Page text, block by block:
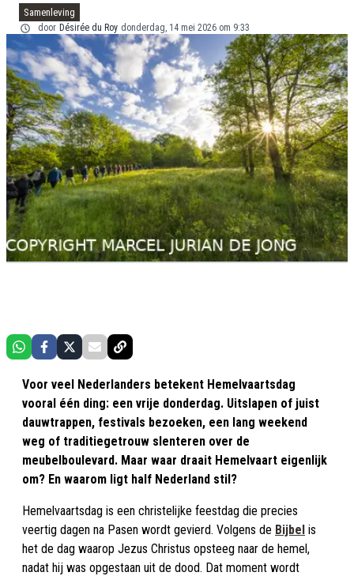
Samenleving
door Désirée du Roy donderdag, 14 mei 2026 om 9:33
Voor veel Nederlanders betekent Hemelvaartsdag
vooral één ding: een vrije donderdag. Uitslapen of juist
dauwtrappen, festivals bezoeken, een lang weekend
weg of traditiegetrouw slenteren over de
meubelboulevard. Maar waar draait Hemelvaart eigenlijk
om? En waarom ligt half Nederland stil?
Hemelvaartsdag is een christelijke feestdag die precies
veertig dagen na Pasen wordt gevierd. Volgens de Bijbel is
het de dag waarop Jezus Christus opsteeg naar de hemel,
nadat hij was opgestaan uit de dood. Dat moment wordt